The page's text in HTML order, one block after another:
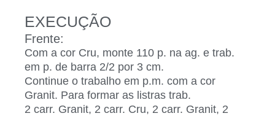
EXECUÇÃO
Frente:
Com a cor Cru, monte 110 p. na ag. e trab.
em p. de barra 2/2 por 3 cm.
Continue o trabalho em p.m. com a cor
Granit. Para formar as listras trab.
2 carr. Granit, 2 carr. Cru, 2 carr. Granit, 2